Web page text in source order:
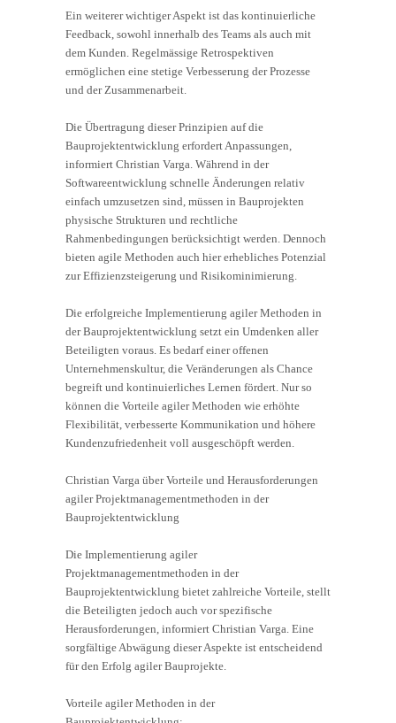
Ein weiterer wichtiger Aspekt ist das kontinuierliche
Feedback, sowohl innerhalb des Teams als auch mit
dem Kunden. Regelmässige Retrospektiven
ermöglichen eine stetige Verbesserung der Prozesse
und der Zusammenarbeit.
Die Übertragung dieser Prinzipien auf die
Bauprojektentwicklung erfordert Anpassungen,
informiert Christian Varga. Während in der
Softwareentwicklung schnelle Änderungen relativ
einfach umzusetzen sind, müssen in Bauprojekten
physische Strukturen und rechtliche
Rahmenbedingungen berücksichtigt werden. Dennoch
bieten agile Methoden auch hier erhebliches Potenzial
zur Effizienzsteigerung und Risikominimierung.
Die erfolgreiche Implementierung agiler Methoden in
der Bauprojektentwicklung setzt ein Umdenken aller
Beteiligten voraus. Es bedarf einer offenen
Unternehmenskultur, die Veränderungen als Chance
begreift und kontinuierliches Lernen fördert. Nur so
können die Vorteile agiler Methoden wie erhöhte
Flexibilität, verbesserte Kommunikation und höhere
Kundenzufriedenheit voll ausgeschöpft werden.
Christian Varga über Vorteile und Herausforderungen
agiler Projektmanagementmethoden in der
Bauprojektentwicklung
Die Implementierung agiler
Projektmanagementmethoden in der
Bauprojektentwicklung bietet zahlreiche Vorteile, stellt
die Beteiligten jedoch auch vor spezifische
Herausforderungen, informiert Christian Varga. Eine
sorgfältige Abwägung dieser Aspekte ist entscheidend
für den Erfolg agiler Bauprojekte.
Vorteile agiler Methoden in der